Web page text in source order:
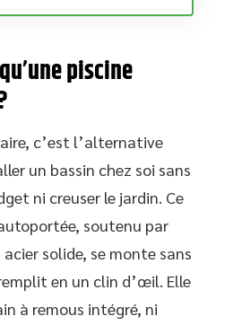
piscine
c’est l’alternative
un bassin chez soi sans
ni creuser le jardin. Ce
soutenu par
solide, se monte sans
en un clin d’œil. Elle
à remous intégré, ni